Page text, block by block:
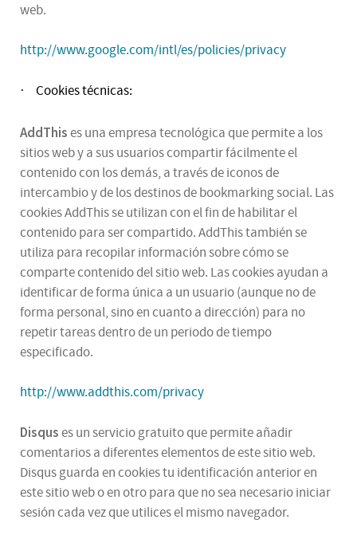
web.
http://www.google.com/intl/es/policies/privacy
· Cookies técnicas:
AddThises una empresa tecnológica que permite a los
sitios web y a sus usuarios compartir fácilmente el
contenido con los demás, a través de iconos de
intercambio y de los destinos de bookmarking social. Las
cookies AddThis se utilizan con el fin de habilitar el
contenido para ser compartido. AddThis también se
utiliza para recopilar información sobre cómo se
comparte contenido del sitio web. Las cookies ayudan a
identificar de forma única a un usuario (aunque no de
forma personal, sino en cuanto a dirección) para no
repetir tareas dentro de un periodo de tiempo
especificado.
http://www.addthis.com/privacy
Disquses un servicio gratuito que permite añadir
comentarios a diferentes elementos de este sitio web.
Disqus guarda en cookies tu identificación anterior en
este sitio web o en otro para que no sea necesario iniciar
sesión cada vez que utilices el mismo navegador.